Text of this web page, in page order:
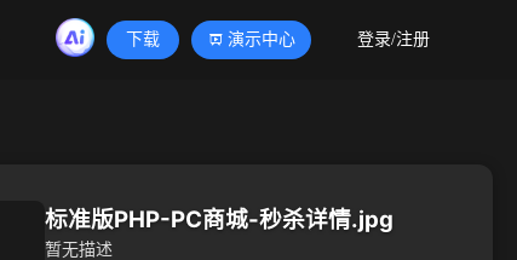
下载 演示中心 登录/注册
标准版PHP-PC商城-秒杀详情.jpg
暂无描述